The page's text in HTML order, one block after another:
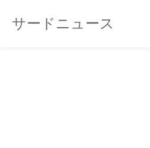
サードニュース